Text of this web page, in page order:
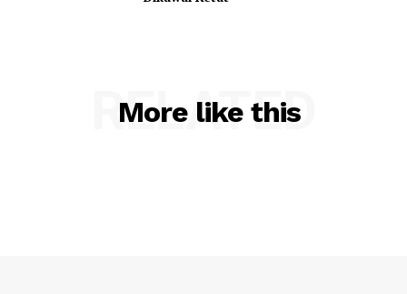
More like this
RELATED